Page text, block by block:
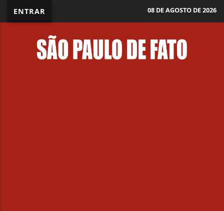
ENTRAR 08 DE AGOSTO DE 2026